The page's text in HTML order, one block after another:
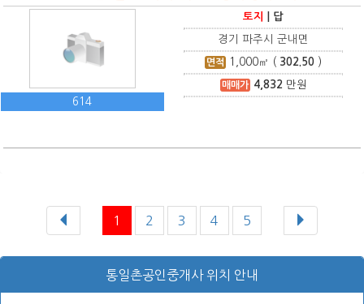
614
토지 답
경기 파주시 군내면
면적 1,000㎡ ( 302.50 )
매매가 4,832 만원
1 2 3 4 5
통일촌공인중개사 위치 안내